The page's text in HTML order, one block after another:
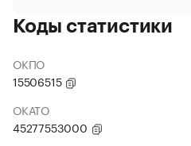
Коды статистики
ОКПО
15506515
ОКАТО
45277553000